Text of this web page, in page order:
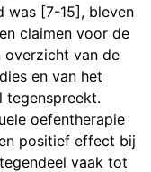
was [7-15], bleven
claimen voor de
overzicht van de
en van het
tegenspreekt.
oefentherapie
positief effect bij
vaak tot